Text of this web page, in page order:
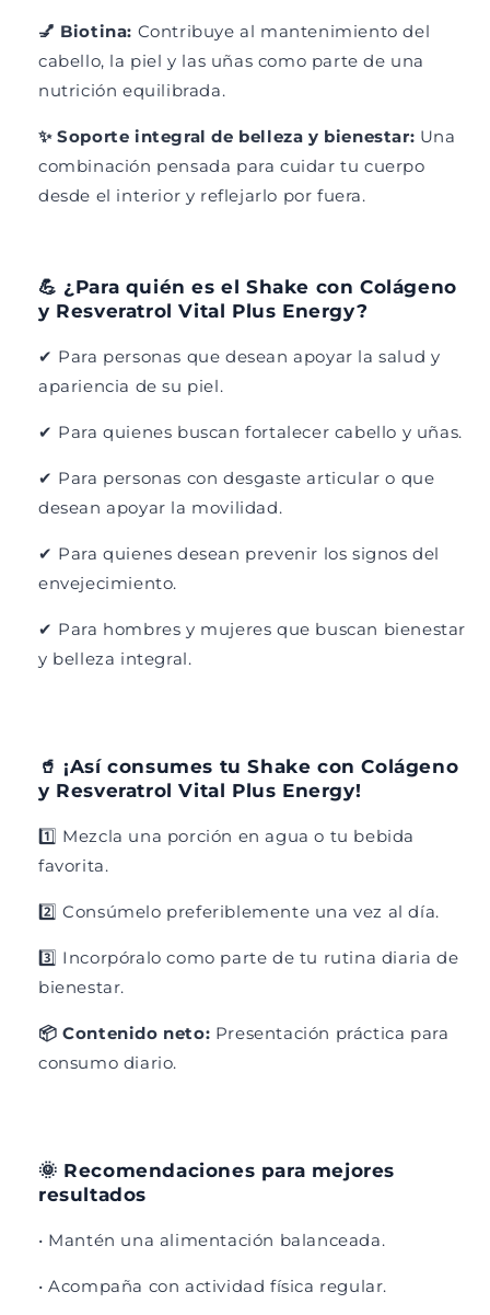
|
O
e
g
a
3
|
á
g
n
o
S
b
r
v
a
l
|
O
m
g
a
3
l
á
e
n
|
a
o
U
v
💅 Biotina: Contribuye al mantenimiento del
cabello, la piel y las uñas como parte de una
nutrición equilibrada.
✨ Soporte integral de belleza y bienestar: Una
combinación pensada para cuidar tu cuerpo
desde el interior y reflejarlo por fuera.
💪 ¿Para quién es el Shake con Colágeno
y Resveratrol Vital Plus Energy?
✔ Para personas que desean apoyar la salud y
apariencia de su piel.
✔ Para quienes buscan fortalecer cabello y uñas.
✔ Para personas con desgaste articular o que
desean apoyar la movilidad.
✔ Para quienes desean prevenir los signos del
envejecimiento.
✔ Para hombres y mujeres que buscan bienestar
y belleza integral.
🥤 ¡Así consumes tu Shake con Colágeno
y Resveratrol Vital Plus Energy!
1️⃣ Mezcla una porción en agua o tu bebida
favorita.
2️⃣ Consúmelo preferiblemente una vez al día.
3️⃣ Incorpóralo como parte de tu rutina diaria de
bienestar.
📦 Contenido neto: Presentación práctica para
consumo diario.
🌞 Recomendaciones para mejores
resultados
• Mantén una alimentación balanceada.
• Acompaña con actividad física regular.